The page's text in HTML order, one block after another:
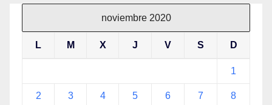
noviembre 2020
L M X J V S D
1
2 3 4 5 6 7 8